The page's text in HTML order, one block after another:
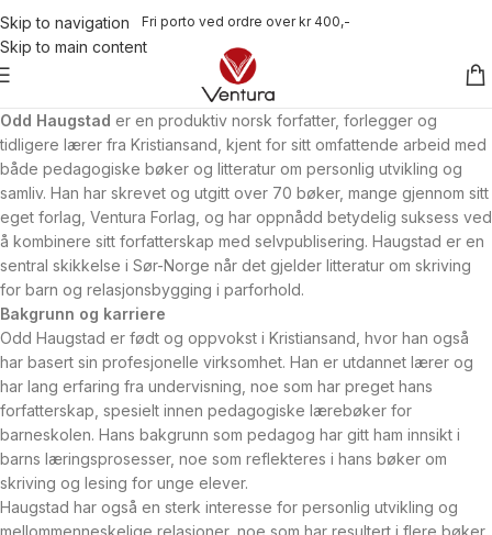
Skip to navigation
Skip to main content
Fri porto ved ordre over kr 400,-
Odd Haugstad er en produktiv norsk forfatter, forlegger og
tidligere lærer fra Kristiansand, kjent for sitt omfattende arbeid med
både pedagogiske bøker og litteratur om personlig utvikling og
samliv. Han har skrevet og utgitt over 70 bøker, mange gjennom sitt
eget forlag, Ventura Forlag, og har oppnådd betydelig suksess ved
å kombinere sitt forfatterskap med selvpublisering. Haugstad er en
sentral skikkelse i Sør-Norge når det gjelder litteratur om skriving
for barn og relasjonsbygging i parforhold.
Bakgrunn og karriere
Odd Haugstad er født og oppvokst i Kristiansand, hvor han også
har basert sin profesjonelle virksomhet. Han er utdannet lærer og
har lang erfaring fra undervisning, noe som har preget hans
forfatterskap, spesielt innen pedagogiske lærebøker for
barneskolen. Hans bakgrunn som pedagog har gitt ham innsikt i
barns læringsprosesser, noe som reflekteres i hans bøker om
skriving og lesing for unge elever.
Haugstad har også en sterk interesse for personlig utvikling og
mellommenneskelige relasjoner, noe som har resultert i flere bøker